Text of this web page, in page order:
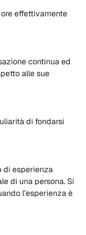
effettivamente
continua ed
alle sue
di fondarsi
di esperienza
di una persona. Si
l’esperienza è